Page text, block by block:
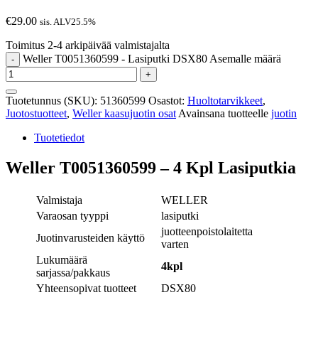
€29.00 sis. ALV25.5%
Toimitus 2-4 arkipäivää valmistajalta
- Weller T0051360599 - Lasiputki DSX80 Asemalle määrä
+
Tuotetunnus (SKU): 51360599 Osastot: Huoltotarvikkeet,
Juotostuotteet, Weller kaasujuotin osat Avainsana tuotteelle juotin
Tuotetiedot
Weller T0051360599 – 4 Kpl Lasiputkia
Valmistaja
WELLER
Varaosan tyyppi
lasiputki
Juotinvarusteiden käyttö
juotteenpoistolaitetta
varten
Lukumäärä
sarjassa/pakkaus
4kpl
Yhteensopivat tuotteet
DSX80